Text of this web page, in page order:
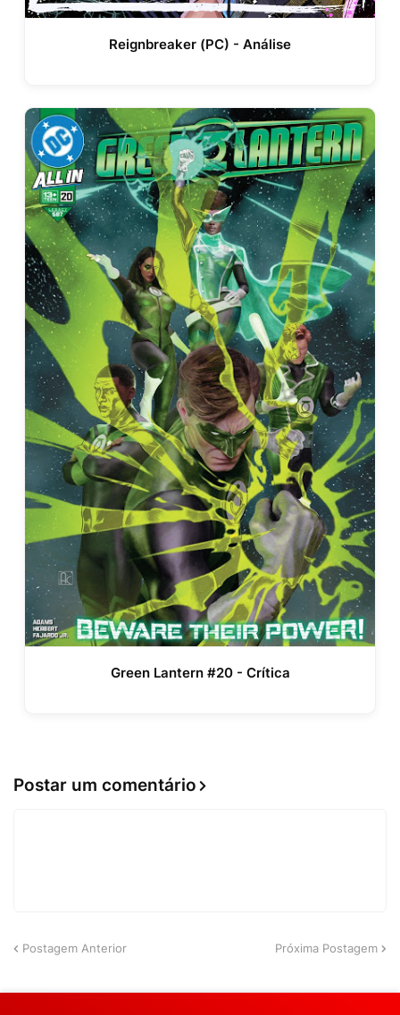
Reignbreaker (PC) - Análise
Green Lantern #20 - Crítica
Postar um comentário
Postagem Anterior Próxima Postagem